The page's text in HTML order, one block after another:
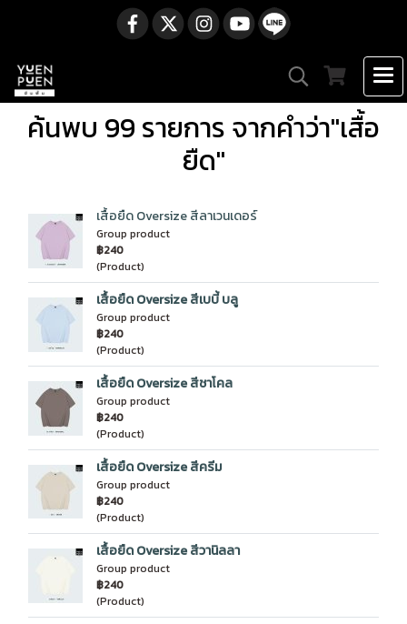
ค้นพบ 99 รายการ จากคำว่า"เสื้อ
ยืด"
เสื้อยืด Oversize สีลาเวนเดอร์
Group product
฿240
(Product)
เสื้อยืด Oversize สีเบบี้ บลู
Group product
฿240
(Product)
เสื้อยืด Oversize สีชาโคล
Group product
฿240
(Product)
เสื้อยืด Oversize สีครีม
Group product
฿240
(Product)
เสื้อยืด Oversize สีวานิลลา
Group product
฿240
(Product)